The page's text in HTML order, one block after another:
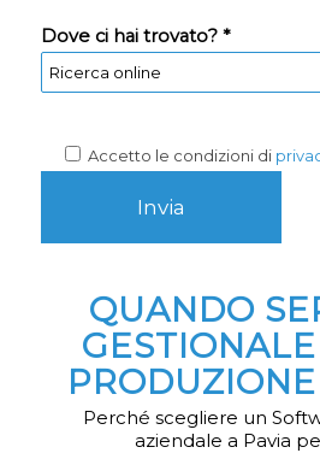
Dove ci hai trovato? *
Accetto le condizioni di
QUANDO
Perché scegliere un
aziendale a Pavia